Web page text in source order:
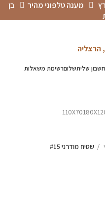
מענה טלפוני מהיר
בן
שליתשלוםרשימת משאלות
110X70
שטיח מודרני #15